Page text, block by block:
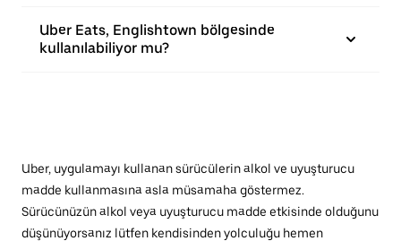
Uber Eats, Englishtown bölgesinde
kullanılabiliyor mu?
Uber, uygulamayı kullanan sürücülerin alkol ve uyuşturucu
madde kullanmasına asla müsamaha göstermez.
Sürücünüzün alkol veya uyuşturucu madde etkisinde olduğunu
düşünüyorsanız lütfen kendisinden yolculuğu hemen